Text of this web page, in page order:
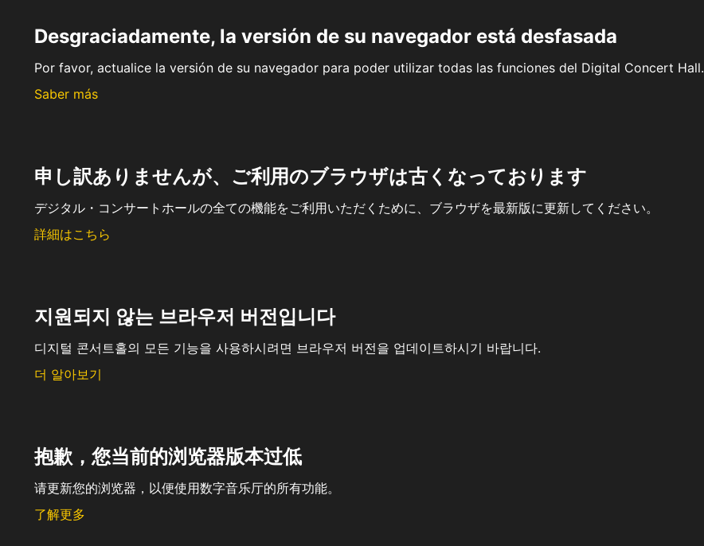
Desgraciadamente, la versión de su navegador está desfasada
Por favor, actualice la versión de su navegador para poder utilizar todas las funciones del Digital Concert Hall.
Saber más
申し訳ありませんが、ご利用のブラウザは古くなっております
デジタル・コンサートホールの全ての機能をご利用いただくために、ブラウザを最新版に更新してください。
詳細はこちら
지원되지 않는 브라우저 버전입니다
디지털 콘서트홀의 모든 기능을 사용하시려면 브라우저 버전을 업데이트하시기 바랍니다.
더 알아보기
抱歉，您当前的浏览器版本过低
请更新您的浏览器，以便使用数字音乐厅的所有功能。
了解更多